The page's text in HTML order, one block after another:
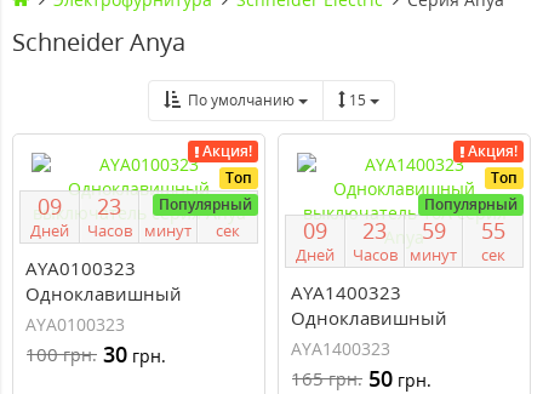
Schneider Anya
По умолчанию 15
Акция!
Топ
Популярный
09
Дней
23
Часов
59
минут
54
сек
AYA0100323
Одноклавишный
выключатель серия Anya
AYA0100323
100грн. 30 грн.
Акция!
Топ
Популярный
09
Дней
23
Часов
59
минут
54
сек
AYA1400323
Одноклавишный
выключатель 16А серия
Anya
AYA1400323
165грн. 50 грн.